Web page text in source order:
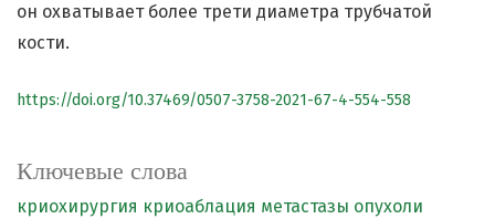
Ключевые слова
криохирургия криоаблация метастазы опухоли
он охватывает более трети диаметра трубчатой
кости.
https://doi.org/10.37469/0507-3758-2021-67-4-554-558